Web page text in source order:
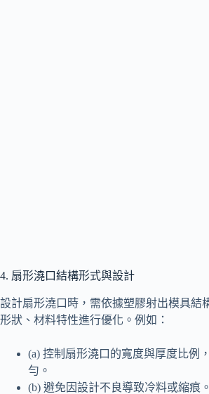
4. 扇形澆口結構形式與設計
設計扇形澆口時，需依據塑膠射出模具結
形狀、材料特性進行優化。例如：
(a) 控制扇形澆口的寬度與厚度比例
勻。
(b) 避免因設計不良導致冷料或縮痕。